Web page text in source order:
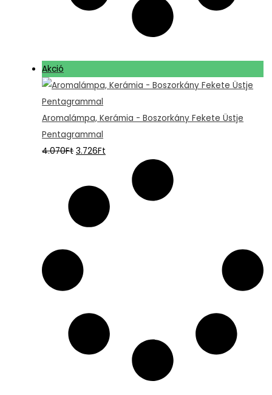
Akció
Aromalámpa, Kerámia - Boszorkány Fekete Üstje
Pentagrammal
4.070Ft 3.726Ft